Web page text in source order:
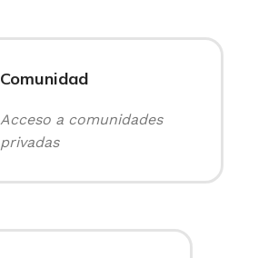
Comunidad
Acceso a comunidades
privadas